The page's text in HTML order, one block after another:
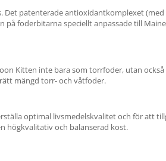
patenterade antioxidantkomplexet
foderbitarna speciellt anpassade till
Kitten inte bara som torrfoder, utan
mängd torr- och våtfoder.
optimal livsmedelskvalitet och för att
högkvalitativ och balanserad kost.